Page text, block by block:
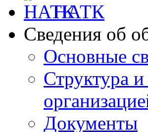
НАТК
Сведения об
Основные
Структура
Документы